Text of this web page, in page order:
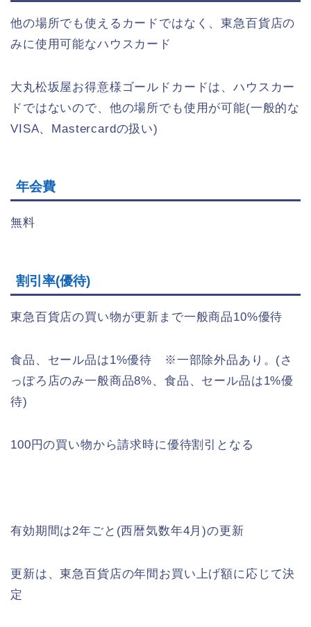
他の場所でも使えるカードではなく、東急百貨店の
みに使用可能なハウスカード
大丸松坂屋お得意様ゴールドカードは、ハウスカー
ドではないので、他の場所でも使用が可能(一般的な
VISA、Mastercardの扱い)
年会費
無料
割引率(優待)
東急百貨店の買い物が更新まで一般商品10%優待
食品、セール品は1%優待 ※一部除外品あり。(さ
っぽろ店のみ一般商品8%、食品、セール品は1%優
待)
100円の買い物から請求時に優待割引となる
有効期間は2年ごと(西暦気数年4月)の更新
更新は、東急百貨店の年間お買い上げ額に応じて決
定